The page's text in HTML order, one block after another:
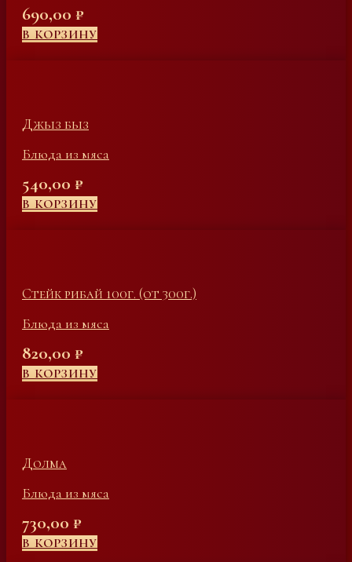
690,00 ₽
В КОРЗИНУ
Джыз быз
Блюда из мяса
540,00 ₽
В КОРЗИНУ
Стейк рибай 100г. (от 300г.)
Блюда из мяса
820,00 ₽
В КОРЗИНУ
Долма
Блюда из мяса
730,00 ₽
В КОРЗИНУ